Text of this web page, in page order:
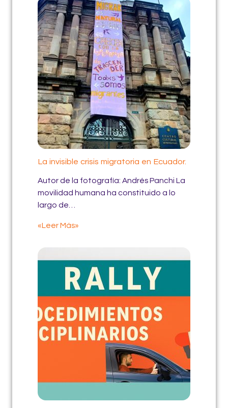
La invisible crisis migratoria en Ecuador.
Autor de la fotografía: Andrés Panchi La
movilidad humana ha constituido a lo
largo de…
«Leer Más»